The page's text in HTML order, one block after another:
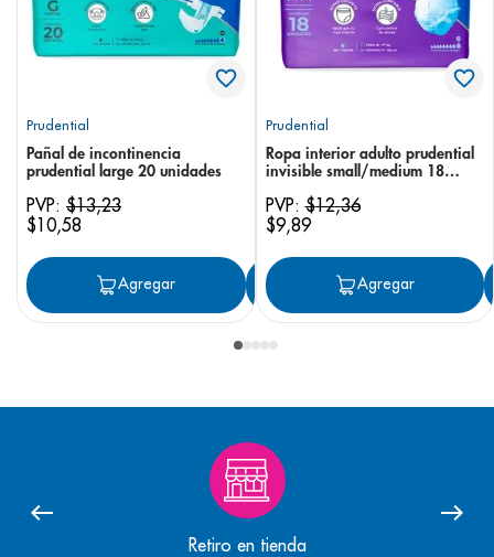
Prudential
Pañal de incontinencia
prudential large 20 unidades
PVP: $13,23
$10,58
Agregar Agregar
Prudential
Ropa interior adulto prudential
invisible small/medium 18
PVP:$12,36
$9,89
Agregar
Retiro en tienda